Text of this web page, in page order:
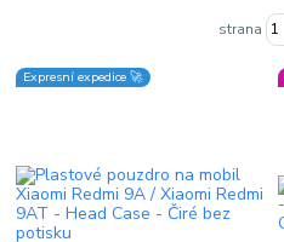
strana
Expresní expedice 🚀